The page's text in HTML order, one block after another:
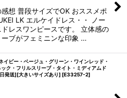
想 普段サイズでOK おススメポ
LK エルケイドレス・・ ノー
レスワンピースです。 立体感の
ブがフェミニンな印象 …
イビー・ベージュ・グリーン・ワインレッド・
ク・フリルスリーブ・タイト・ミディアムド
発送][大きいサイズあり] [E33257-2]